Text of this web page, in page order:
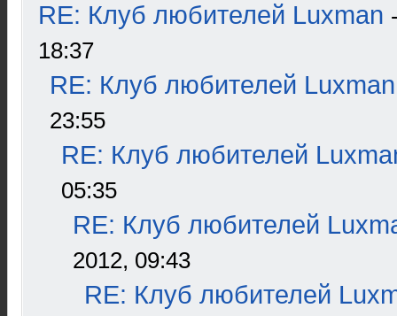
RE: Клуб любителей Luxman
18:37
RE: Клуб любителей Luxman
23:55
RE: Клуб любителей
05:35
RE: Клуб любителей
2012, 09:43
RE: Клуб любителей